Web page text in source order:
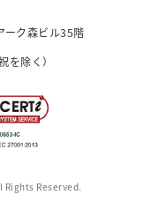
ーク森ビル35階
除く）
Rights Reserved.